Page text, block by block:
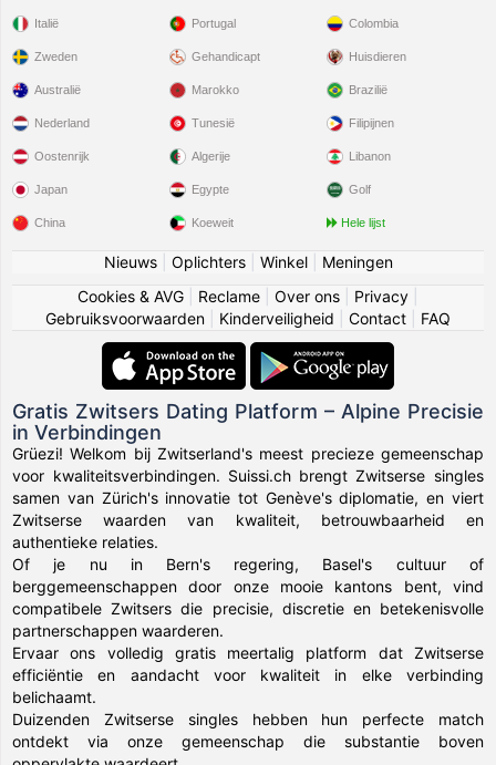
Italië
Zweden
Portugal
Gehandicapt
Colombia
Huisdieren
Australië
Nederland
Oostenrijk
Japan
China
Marokko
Tunesië
Algerije
Egypte
Koeweit
Brazilië
Filipijnen
Libanon
Golf
Hele lijst
Nieuws| Oplichters| Winkel| Meningen
Cookies & AVG
Reclame Over ons Privacy
Gebruiksvoorwaarden
Kinderveiligheid Contact FAQ
Gratis Zwitsers Dating Platform – Alpine Precisie
in Verbindingen
Grüezi! Welkom bij Zwitserland's meest precieze gemeenschap
voor kwaliteitsverbindingen. Suissi.ch brengt Zwitserse singles
samen van Zürich's innovatie tot Genève's diplomatie, en viert
Zwitserse waarden van kwaliteit, betrouwbaarheid en
authentieke relaties.
Of je nu in Bern's regering, Basel's cultuur of
berggemeenschappen door onze mooie kantons bent, vind
compatibele Zwitsers die precisie, discretie en betekenisvolle
partnerschappen waarderen.
Ervaar ons volledig gratis meertalig platform dat Zwitserse
efficiëntie en aandacht voor kwaliteit in elke verbinding
belichaamt.
Duizenden Zwitserse singles hebben hun perfecte match
ontdekt via onze gemeenschap die substantie boven